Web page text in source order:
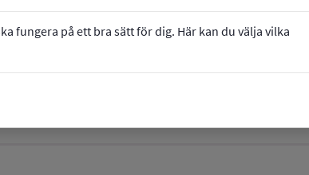
fungera på ett bra sätt för dig. Här kan du välja vilka